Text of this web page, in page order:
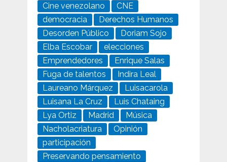
Cine venezolano
CNE
democracia
Derechos Humanos
Desorden Público
Doriam Sojo
Elba Escobar
elecciones
Emprendedores
Enrique Salas
Fuga de talentos
Indira Leal
Laureano Márquez
Luisacarola
Luisana La Cruz
Luis Chataing
Lya Ortiz
Madrid
Música
Nacholacriatura
Opinión
participación
Preservando pensamiento